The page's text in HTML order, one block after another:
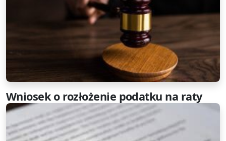
Wniosek o rozłożenie podatku na raty